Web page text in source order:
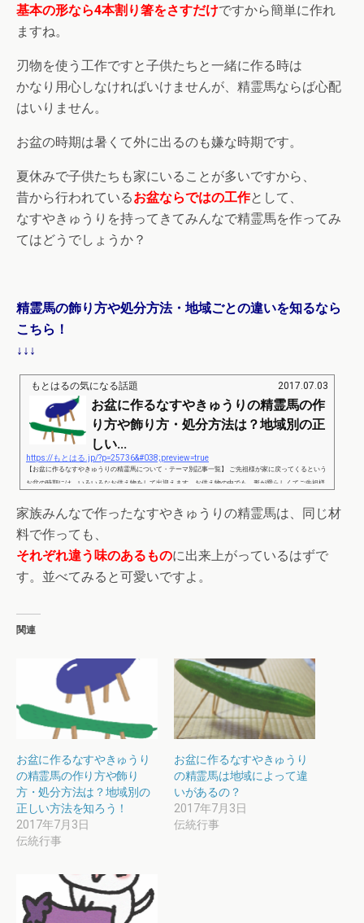
基本の形なら4本割り箸をさすだけですから簡単に作れ
ますね。
刃物を使う工作ですと子供たちと一緒に作る時は
かなり用心しなければいけませんが、精霊馬ならば心配
はいりません。
お盆の時期は暑くて外に出るのも嫌な時期です。
夏休みで子供たちも家にいることが多いですから、
昔から行われているお盆ならではの工作として、
なすやきゅうりを持ってきてみんなで精霊馬を作ってみ
てはどうでしょうか？
精霊馬の飾り方や処分方法・地域ごとの違いを知るなら
こちら！
↓↓↓
もとはるの気になる話題 2017.07.03
お盆に作るなすやきゅうりの精霊馬の作
り方や飾り方・処分方法は？地域別の正
しい...
https://もとはる.jp/?p=25736&#038;preview=true
【お盆に作るなすやきゅうりの精霊馬について・テーマ別記事一覧】 ご先祖様が家に戻ってくるという
お盆の時期には、いろいろなお供え物をして出迎えます。お供え物の中でも、形が愛らしくてご先祖様
す。夏の野菜として定番のなすやきゅうりを使うだけですから、すぐに用意して作ることができる精霊
て精霊馬を作るの？ 作った精霊馬は...
家族みんなで作ったなすやきゅうりの精霊馬は、同じ材
料で作っても、
それぞれ違う味のあるものに出来上がっているはずで
す。並べてみると可愛いですよ。
関連
お盆に作るなすやきゅうり
の精霊馬の作り方や飾り
方・処分方法は？地域別の
正しい方法を知ろう！
2017年7月3日
伝統行事
お盆に作るなすやきゅうり
の精霊馬は地域によって違
いがあるの？
2017年7月3日
伝統行事